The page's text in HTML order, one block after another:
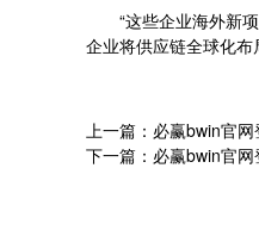
“这些企业海外新项
企业将供应链全球化布
上一篇：必赢bwin官
下一篇：必赢bwin官